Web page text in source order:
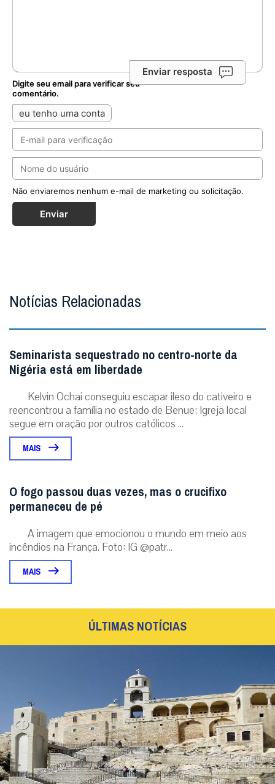
Enviar resposta
Digite seu email para verificar seu
comentário.
eu tenho uma conta
Não enviaremos nenhum e-mail de marketing ou solicitação.
Enviar
Notícias Relacionadas
Seminarista sequestrado no centro-norte da
Nigéria está em liberdade
Kelvin Ochai conseguiu escapar ileso do cativeiro e
reencontrou a família no estado de Benue; Igreja local
segue em oração por outros católicos ...
MAIS
O fogo passou duas vezes, mas o crucifixo
permaneceu de pé
A imagem que emocionou o mundo em meio aos
incêndios na França. Foto: IG @patr...
MAIS
ÚLTIMAS NOTÍCIAS